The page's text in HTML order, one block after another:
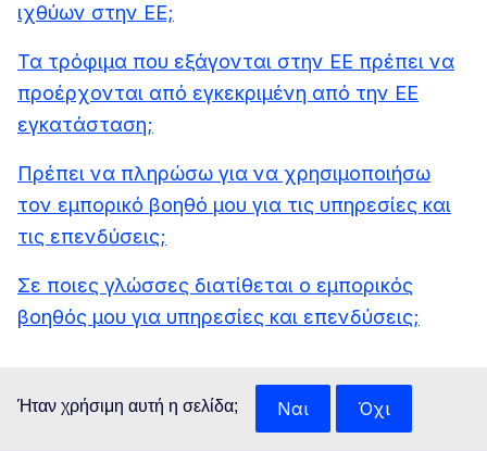
ιχθύων στην ΕΕ;
Τα τρόφιμα που εξάγονται στην ΕΕ πρέπει να
προέρχονται από εγκεκριμένη από την ΕΕ
εγκατάσταση;
Πρέπει να πληρώσω για να χρησιμοποιήσω
τον εμπορικό βοηθό μου για τις υπηρεσίες και
τις επενδύσεις;
Σε ποιες γλώσσες διατίθεται ο εμπορικός
βοηθός μου για υπηρεσίες και επενδύσεις;
Ήταν χρήσιμη αυτή η σελίδα; Ναι Όχι